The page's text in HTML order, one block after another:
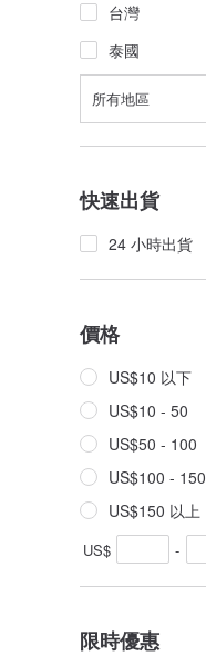
台灣
泰國
所有地區
快速出貨
24 小時出貨
價格
US$10 以下
US$10 - 50
US$50 - 100
US$100 - 150
US$150 以上
US$ -
限時優惠